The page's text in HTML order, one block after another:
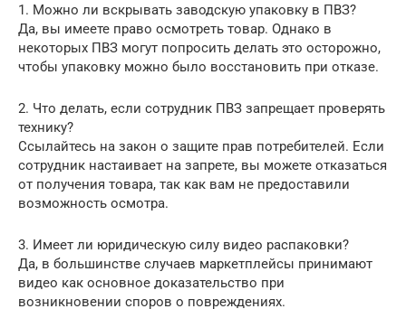
1. Можно ли вскрывать заводскую упаковку в ПВЗ?
Да, вы имеете право осмотреть товар. Однако в
некоторых ПВЗ могут попросить делать это осторожно,
чтобы упаковку можно было восстановить при отказе.
2. Что делать, если сотрудник ПВЗ запрещает проверять
технику?
Ссылайтесь на закон о защите прав потребителей. Если
сотрудник настаивает на запрете, вы можете отказаться
от получения товара, так как вам не предоставили
возможность осмотра.
3. Имеет ли юридическую силу видео распаковки?
Да, в большинстве случаев маркетплейсы принимают
видео как основное доказательство при
возникновении споров о повреждениях.